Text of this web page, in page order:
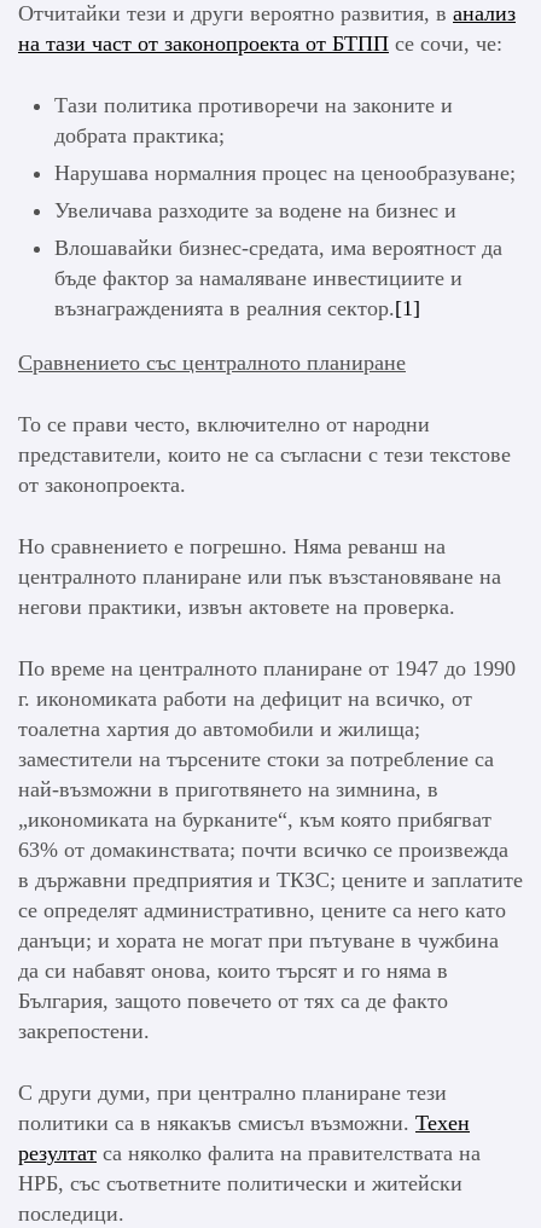
Отчитайки тези и други вероятно развития, в анализ
на тази част от законопроекта от БТПП се сочи, че:
Тази политика противоречи на законите и
добрата практика;
Нарушава нормалния процес на ценообразуване;
Увеличава разходите за водене на бизнес и
Влошавайки бизнес-средата, има вероятност да
бъде фактор за намаляване инвестициите и
възнагражденията в реалния сектор.[1]
Сравнението със централното планиране
То се прави често, включително от народни
представители, които не са съгласни с тези текстове
от законопроекта.
Но сравнението е погрешно. Няма реванш на
централното планиране или пък възстановяване на
негови практики, извън актовете на проверка.
По време на централното планиране от 1947 до 1990
г. икономиката работи на дефицит на всичко, от
тоалетна хартия до автомобили и жилища;
заместители на търсените стоки за потребление са
най-възможни в приготвянето на зимнина, в
„икономиката на бурканите“, към която прибягват
63% от домакинствата; почти всичко се произвежда
в държавни предприятия и ТКЗС; цените и заплатите
се определят административно, цените са него като
данъци; и хората не могат при пътуване в чужбина
да си набавят онова, които търсят и го няма в
България, защото повечето от тях са де факто
закрепостени.
С други думи, при централно планиране тези
политики са в някакъв смисъл възможни. Техен
резултат са няколко фалита на правителствата на
НРБ, със съответните политически и житейски
последици.